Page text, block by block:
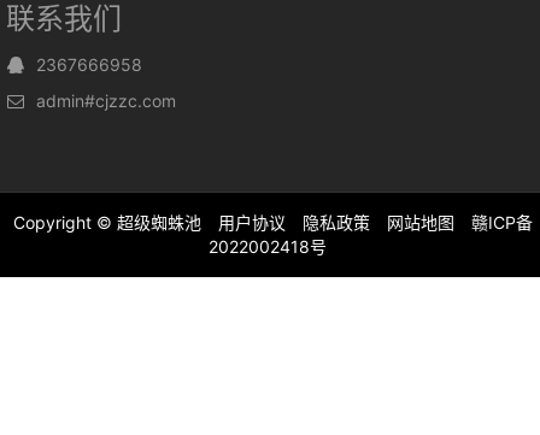
联系我们
2367666958
admin#cjzzc.com
Copyright © 超级蜘蛛池 用户协议 隐私政策 网站地图
赣ICP备
2022002418号